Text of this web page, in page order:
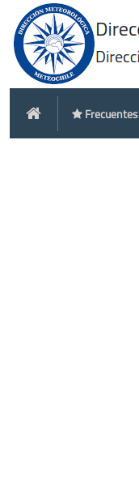
Frecuentes